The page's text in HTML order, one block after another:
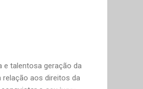
a Murakami. Alguns
obras fascinantes em
e talentosa geração da
aos direitos da